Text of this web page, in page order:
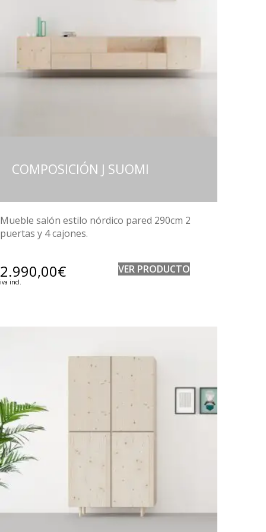
COMPOSICIÓN J SUOMI
Mueble salón estilo nórdico pared 290cm 2
puertas y 4 cajones.
2.990,00€
iva incl.
VER PRODUCTO